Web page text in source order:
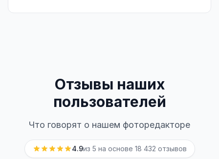
Отзывы наших
пользователей
Что говорят о нашем фоторедакторе
4.9из 5 на основе 18 432 отзывов